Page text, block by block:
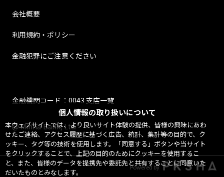
個人情報の取り扱いについて
本ウェブサイトでは、より良いサイト体験の提供、皆様の興味にあわ
せたご連絡、アクセス履歴に基づく広告、統計、集計等の目的で、ク
ッキー、タグ等の技術を使用します。「同意する」ボタンや当サイト
をクリックすることで、上記の目的のためにクッキーを使用するこ
と、また、皆様のデータを提携先や委託先と共有することに同意いた
だいたものとみなします。
会社概要
利用規約・ポリシー
金融犯罪にご注意ください
金融機関コード：0043 支店一覧
@ Minna Bank, Ltd.
Powered by